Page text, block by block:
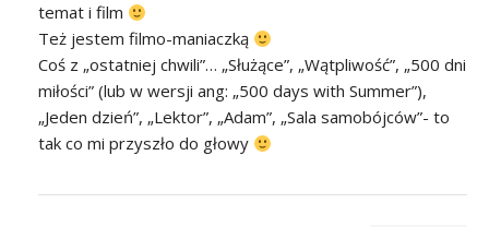
temat i film
Też jestem filmo-maniaczką
Coś z „ostatniej chwili”… „Służące”, „Wątpliwość”, „500 dni
miłości” (lub w wersji ang: „500 days with Summer”),
„Jeden dzień”, „Lektor”, „Adam”, „Sala samobójców”- to
tak co mi przyszło do głowy